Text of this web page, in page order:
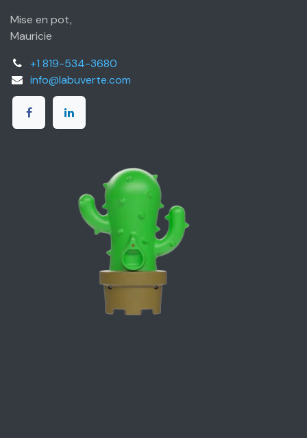
Mise en pot,
Mauricie
+1 819-534-3680
info@labuverte.com